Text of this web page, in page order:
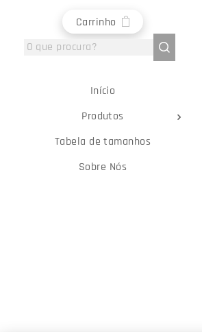
Carrinho
Início
Produtos
Tabela de tamanhos
Sobre Nós